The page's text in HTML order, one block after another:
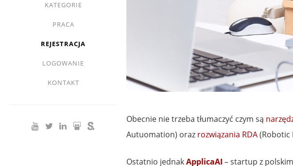
KATEGORIE
PRACA
REJESTRACJA
LOGOWANIE
KONTAKT
Obecnie nie trzeba tłumaczyć czym są
Autuomation) oraz rozwiązania RDA(Robotic
Ostatnio jednakApplicaAI – startup z